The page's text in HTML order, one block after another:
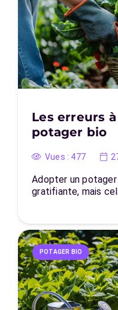
Les erreurs
potager bio
Vues : 477
Adopter un
gratifiante, mais
POTAGER BIO